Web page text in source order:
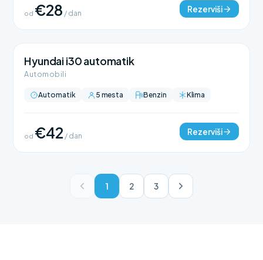
od €28 / dan Rezerviši
Hyundai i30 automatik
Automobili
Automatik 5 mesta Benzin Klima
od €42 / dan Rezerviši
1 2 3